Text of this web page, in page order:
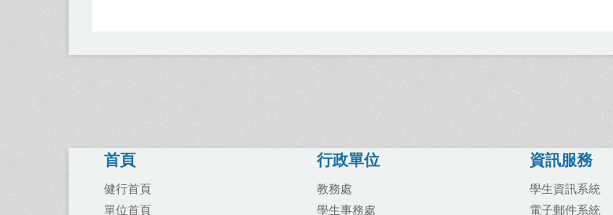
首頁
健行首頁
單位首頁
行政單位
教務處
學生事務處
資訊服務
學生資訊系統
電子郵件系統